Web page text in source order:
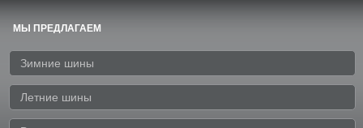
МЫ ПРЕДЛАГАЕМ
Зимние шины
Летние шины